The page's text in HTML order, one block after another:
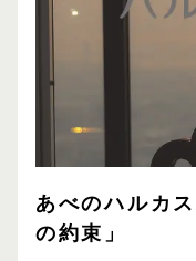
あべのハルカ
の約束」